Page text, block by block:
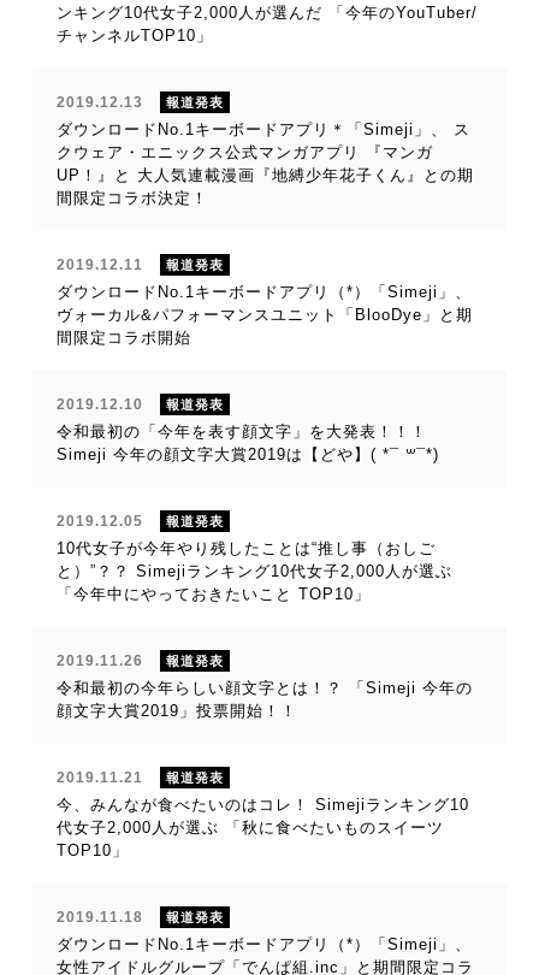
ンキング10代女子2,000人が選んだ 「今年のYouTuber/
チャンネルTOP10」
2019.12.13 報道発表
ダウンロードNo.1キーボードアプリ＊「Simeji」、 ス
クウェア・エニックス公式マンガアプリ 『マンガ
UP！』と 大人気連載漫画『地縛少年花子くん』との期
間限定コラボ決定！
2019.12.11 報道発表
ダウンロードNo.1キーボードアプリ（*）「Simeji」、
ヴォーカル&パフォーマンスユニット「BlooDye」と期
間限定コラボ開始
2019.12.10 報道発表
令和最初の「今年を表す顔文字」を大発表！！！
Simeji 今年の顔文字大賞2019は【どや】( *¯ ꒳¯*)
2019.12.05 報道発表
10代女子が今年やり残したことは“推し事（おしご
と）”？？ Simejiランキング10代女子2,000人が選ぶ
「今年中にやっておきたいこと TOP10」
2019.11.26 報道発表
令和最初の今年らしい顔文字とは！？ 「Simeji 今年の
顔文字大賞2019」投票開始！！
2019.11.21 報道発表
今、みんなが食べたいのはコレ！ Simejiランキング10
代女子2,000人が選ぶ 「秋に食べたいものスイーツ
TOP10」
2019.11.18 報道発表
ダウンロードNo.1キーボードアプリ（*）「Simeji」、
女性アイドルグループ「でんぱ組.inc」と期間限定コラ